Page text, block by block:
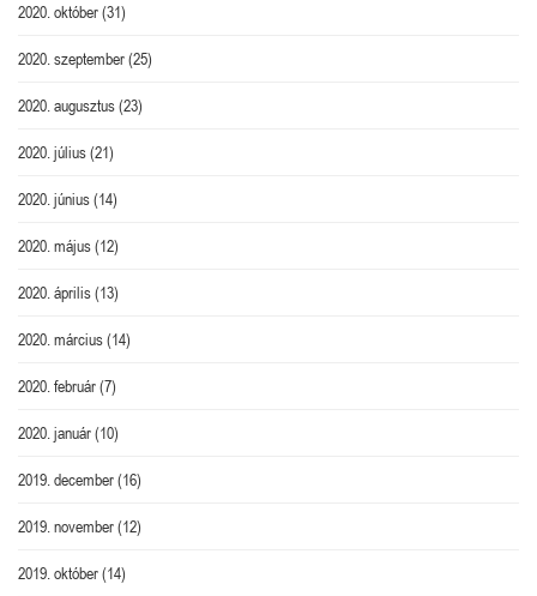
2020. október(31)
2020. szeptember(25)
2020. augusztus(23)
2020. július(21)
2020. június(14)
2020. május(12)
2020. április(13)
2020. március(14)
2020. február(7)
2020. január(10)
2019. december(16)
2019. november(12)
2019. október(14)